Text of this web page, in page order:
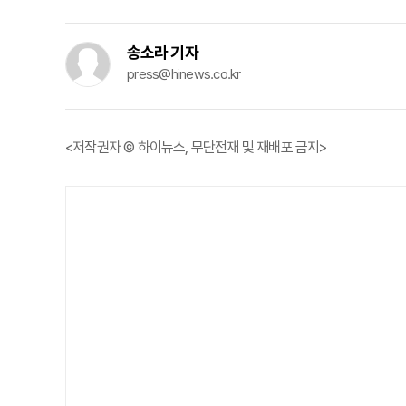
송소라 기자
press@hinews.co.kr
<저작권자 © 하이뉴스, 무단전재 및 재배포 금지>